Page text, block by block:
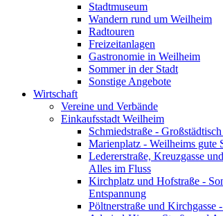
Stadtmuseum
Wandern rund um Weilheim
Radtouren
Freizeitanlagen
Gastronomie in Weilheim
Sommer in der Stadt
Sonstige Angebote
Wirtschaft
Vereine und Verbände
Einkaufsstadt Weilheim
Schmiedstraße -
Marienplatz - Weilheims gute
Ledererstraße, Kreuzgasse
Alles im Fluss
Kirchplatz und Hofstraße -
Entspannung
Pöltnerstraße und Kirchgasse